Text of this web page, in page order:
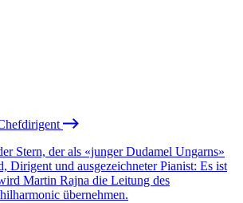
Stern, der als «junger Dudamel Ungarns»
Dirigent und ausgezeichneter Pianist: Es ist
Martin Rajna die Leitung des
übernehmen.